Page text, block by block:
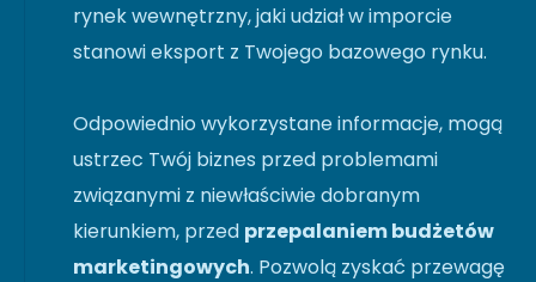
rynek wewnętrzny, jaki udział w imporcie
stanowi eksport z Twojego bazowego rynku.
Odpowiednio wykorzystane informacje, mogą
ustrzec Twój biznes przed problemami
związanymi z niewłaściwie dobranym
kierunkiem, przed przepalaniem budżetów
marketingowych. Pozwolą zyskać przewagę